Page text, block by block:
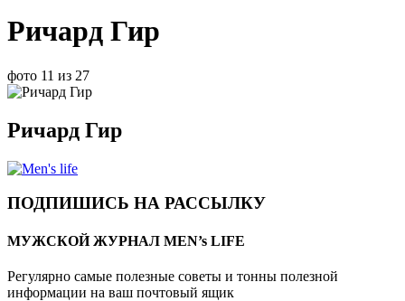
Ричард Гир
фото 11 из 27
Ричард Гир
ПОДПИШИСЬ НА РАССЫЛКУ
МУЖСКОЙ ЖУРНАЛ MEN’s LIFE
Регулярно самые полезные советы и тонны полезной
информации на ваш почтовый ящик